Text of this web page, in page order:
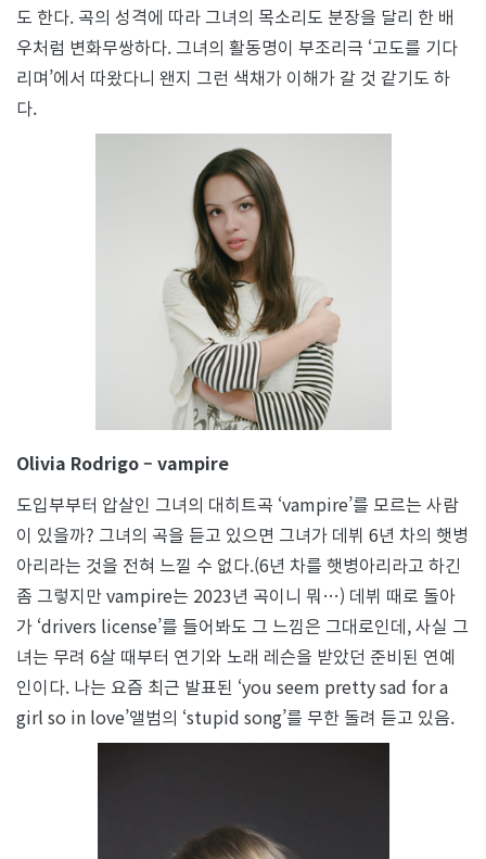
도 한다. 곡의 성격에 따라 그녀의 목소리도 분장을 달리 한 배
우처럼 변화무쌍하다. 그녀의 활동명이 부조리극 ‘고도를 기다
리며’에서 따왔다니 왠지 그런 색채가 이해가 갈 것 같기도 하
다.
Olivia Rodrigo – vampire
도입부부터 압살인 그녀의 대히트곡 ‘vampire’를 모르는 사람
이 있을까? 그녀의 곡을 듣고 있으면 그녀가 데뷔 6년 차의 햇병
아리라는 것을 전혀 느낄 수 없다.(6년 차를 햇병아리라고 하긴
좀 그렇지만 vampire는 2023년 곡이니 뭐…) 데뷔 때로 돌아
가 ‘drivers license’를 들어봐도 그 느낌은 그대로인데, 사실 그
녀는 무려 6살 때부터 연기와 노래 레슨을 받았던 준비된 연예
인이다. 나는 요즘 최근 발표된 ‘you seem pretty sad for a
girl so in love’앨범의 ‘stupid song’를 무한 돌려 듣고 있음.